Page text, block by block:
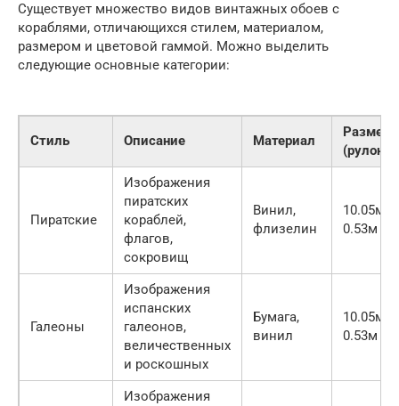
Существует множество видов винтажных обоев с
кораблями, отличающихся стилем, материалом,
размером и цветовой гаммой. Можно выделить
следующие основные категории:
Стиль Описание Материал
Размер
(рулоны)
Пиратские
Изображения
пиратских
кораблей,
флагов,
сокровищ
Винил,
флизелин
10.05м x
0.53м
Галеоны
Изображения
испанских
галеонов,
величественных
и роскошных
Бумага,
винил
10.05м x
0.53м
Изображения